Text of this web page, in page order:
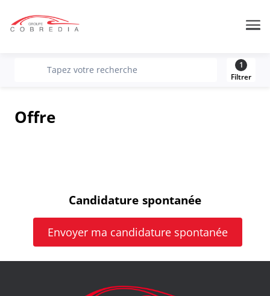
recherche
Tapez votre recherche
1
Filtrer
Offre
Candidature spontanée
Envoyer ma candidature spontanée